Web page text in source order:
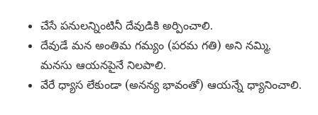
చేసే పనులన్నింటినీ దేవుడికి అర్పించాలి.
దేవుడే మన అంతిమ గమ్యం (పరమ గతి) అని నమ్మి,
మనసు ఆయనపైనే నిలపాలి.
వేరే ధ్యాస లేకుండా (అనన్య భావంతో) ఆయన్నే ధ్యానించాలి.